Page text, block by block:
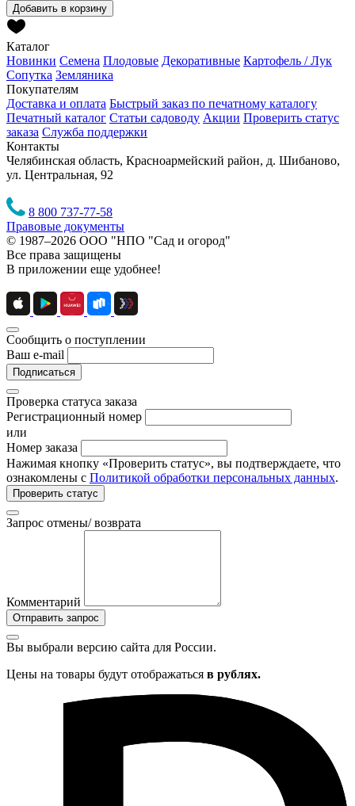
Добавить в корзину
Каталог
Новинки Семена Плодовые Декоративные Картофель / Лук
Сопутка Земляника
Покупателям
Доставка и оплата Быстрый заказ по печатному каталогу
Печатный каталог Статьи садоводу Акции Проверить статус
заказа Служба поддержки
Контакты
Челябинская область, Красноармейский район, д. Шибаново,
ул. Центральная, 92
8 800 737-77-58
Правовые документы
© 1987–2026 ООО "НПО "Сад и огород"
Все права защищены
В приложении еще удобнее!
Сообщить о поступлении
Ваш e-mail
Подписаться
Проверка статуса заказа
Регистрационный номер
или
Номер заказа
Нажимая кнопку «Проверить статус», вы подтверждаете, что
ознакомлены с Политикой обработки персональных данных.
Проверить статус
Запрос отмены/ возврата
Комментарий
Отправить запрос
Вы выбрали версию сайта для России.
Цены на товары будут отображаться в рублях.